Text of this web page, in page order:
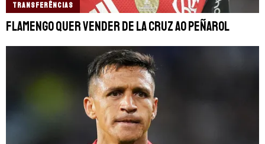
TRANSFERÊNCIAS
Flamengo quer vender De La Cruz ao Peñarol